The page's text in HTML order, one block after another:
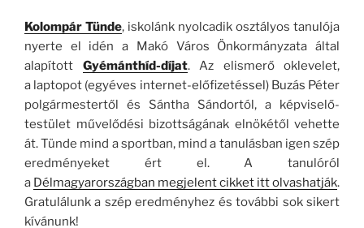
Kolompár Tünde, iskolánk nyolcadik osztályos tanulója
nyerte el idén a Makó Város Önkormányzata által
alapított Gyémánthíd-díjat. Az elismerő oklevelet,
a laptopot (egyéves internet-előfizetéssel) Buzás Péter
polgármestertől és Sántha Sándortól, a képviselő-
testület művelődési bizottságának elnökétől vehette
át. Tünde mind a sportban, mind a tanulásban igen szép
eredményeket ért el. A tanulóról
a Délmagyarországban megjelent cikket itt olvashatják.
Gratulálunk a szép eredményhez és további sok sikert
kívánunk!